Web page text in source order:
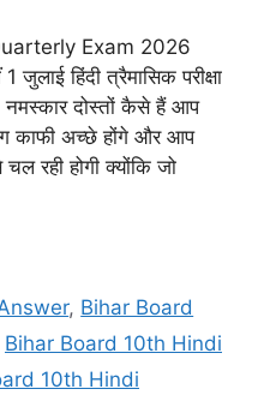
Exam 2026
जुलाई हिंदी त्रैमासिक परीक्षा
दोस्तों कैसे हैं आप
काफी अच्छे होंगे और आप
चल रही होगी क्योंकि जो
, Bihar Board
Bihar Board 10th Hindi
10th Hindi